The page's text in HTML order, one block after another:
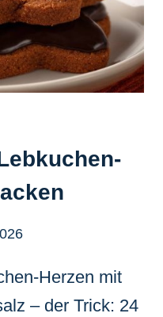
Herzen mit
– der Trick: 24